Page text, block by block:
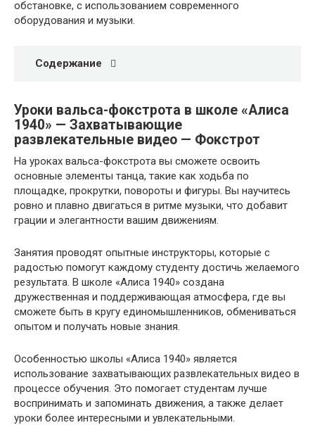
обстановке, с использованием современного
оборудования и музыки.
Содержание
Уроки вальса-фокстрота в школе «Алиса
1940» — Захватывающие
развлекательные видео — Фокстрот
На уроках вальса-фокстрота вы сможете освоить
основные элементы танца, такие как ходьба по
площадке, прокрутки, повороты и фигуры. Вы научитесь
ровно и плавно двигаться в ритме музыки, что добавит
грации и элегантности вашим движениям.
Занятия проводят опытные инструкторы, которые с
радостью помогут каждому студенту достичь желаемого
результата. В школе «Алиса 1940» создана
дружественная и поддерживающая атмосфера, где вы
сможете быть в кругу единомышленников, обмениваться
опытом и получать новые знания.
Особенностью школы «Алиса 1940» является
использование захватывающих развлекательных видео в
процессе обучения. Это помогает студентам лучше
воспринимать и запоминать движения, а также делает
уроки более интересными и увлекательными.